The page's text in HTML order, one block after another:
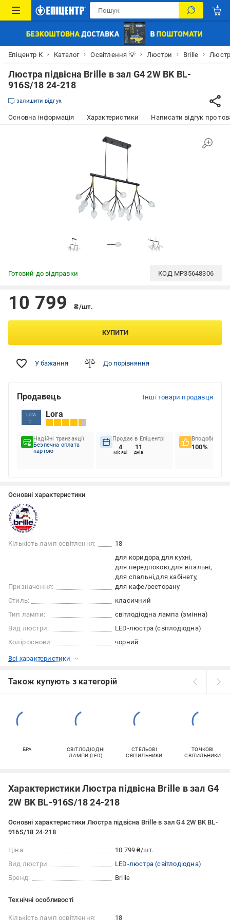
Епіцентр К Каталог Освітлення 💡 Люстри Brille
Люстра підвісна Brille в зал G4 2W BK BL-
916S/18 24-218
залишити відгук
Основна інформація Характеристики Написати відгук про
Готовий до відправки КОД MP35648306
10 799 ₴/шт.
КУПИТИ
У бажання До порівняння
Продавець Інші товари продавця
Lora
Надійні транзакції
Безпечна оплата
картою
Продає в Епіцентрі
4
місяці
11
днів
Вподобання
100%
Основні характеристики
Кількість ламп освітлення: 18
Призначення:
для коридора для кухні
для передпокою для вітальні
для спальні для кабінету
для кафе/ресторану
Стиль:
класичний
Тип лампи:
світлодіодна лампа (змінна)
Вид люстри:
LED-люстра (світлодіодна)
Колір основи:
чорний
Всі характеристики
Також купують з категорій
БРА
СВІТЛОДІОДНІ
ЛАМПИ (LED)
СТЕЛЬОВІ
СВІТИЛЬНИКИ
ТОЧКОВІ
СВІТИЛЬНИКИ
Характеристики Люстра підвісна Brille в зал G4
2W BK BL-916S/18 24-218
Основні характеристики Люстра підвісна Brille в зал G4 2W BK BL-
916S/18 24-218
Ціна:
10 799 ₴/шт.
Вид люстри:
LED-люстра (світлодіодна)
Бренд:
Brille
Технічні особливості
Кількість ламп освітлення: 18